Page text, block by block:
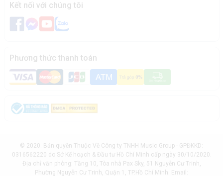
Kết nối với chúng tôi
Phương thức thanh toán
© 2020. Bản quyền Thuộc Về Công ty TNHH Music Group - GPĐKKD:
0316562220 do Sở Kế hoạch & Đầu tư Hồ Chí Minh cấp ngày 30/10/2020.
Địa chỉ văn phòng: Tầng 10, Tòa nhà Pax Sky, 51 Nguyễn Cư Trinh,
Phường Nguyễn Cư Trinh, Quận 1, TP.Hồ Chí Minh. Email: